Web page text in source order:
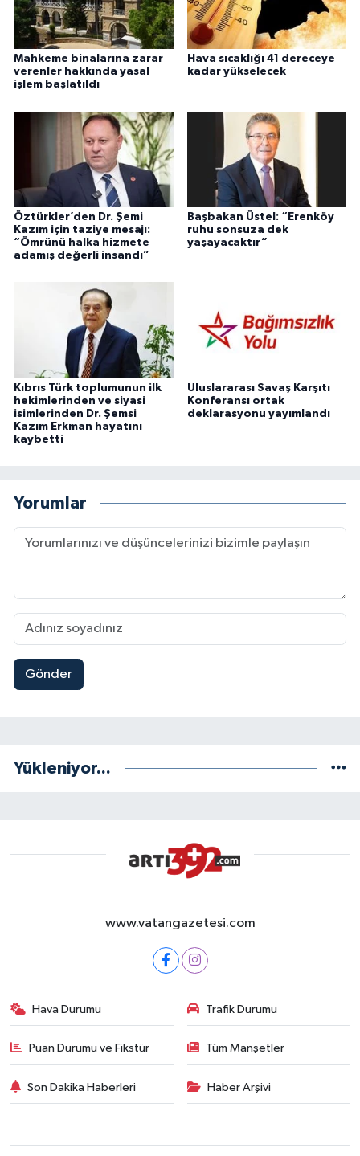
Mahkeme binalarına zarar
verenler hakkında yasal
işlem başlatıldı
Hava sıcaklığı 41 dereceye
kadar yükselecek
Öztürkler’den Dr. Şemi
Kazım için taziye mesajı:
“Ömrünü halka hizmete
adamış değerli insandı”
Başbakan Üstel: “Erenköy
ruhu sonsuza dek
yaşayacaktır”
Kıbrıs Türk toplumunun ilk
hekimlerinden ve siyasi
isimlerinden Dr. Şemsi
Kazım Erkman hayatını
kaybetti
Uluslararası Savaş Karşıtı
Konferansı ortak
deklarasyonu yayımlandı
Yorumlar
Gönder
Yükleniyor...
www.vatangazetesi.com
Hava Durumu Trafik Durumu
Puan Durumu ve Fikstür Tüm Manşetler
Son Dakika Haberleri Haber Arşivi